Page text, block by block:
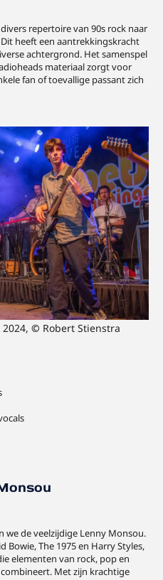
repertoire van 90s rock naar
heeft een aantrekkingskracht
achtergrond. Het samenspel
materiaal zorgt voor
fan of toevallige passant zich
© Robert Stienstra
de veelzijdige Lenny Monsou.
Bowie, The 1975 en Harry Styles,
elementen van rock, pop en
Met zijn krachtige